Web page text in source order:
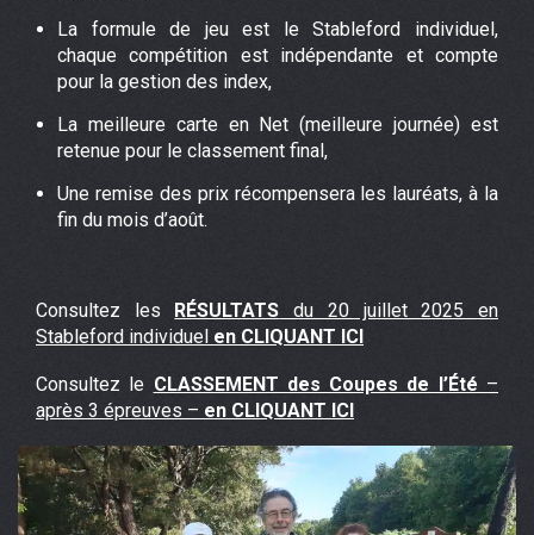
La formule de jeu est le Stableford individuel,
chaque compétition est indépendante et compte
pour la gestion des index,
La meilleure carte en Net (meilleure journée) est
retenue pour le classement final,
Une remise des prix récompensera les lauréats, à la
fin du mois d’août.
Consultez les RÉSULTATS du 20 juillet 2025 en
Stableford individuel en CLIQUANT ICI
Consultez le CLASSEMENT des Coupes de l’Été –
après 3 épreuves – en CLIQUANT ICI